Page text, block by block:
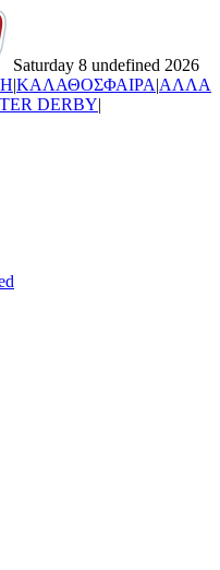
Saturday 8 undefined 2026
|ΚΑΛΑΘΟΣΦΑΙΡΑ|ΑΛΛΑ
DERBY|